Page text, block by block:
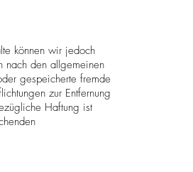
können wir jedoch
nach den allgemeinen
gespeicherte fremde
zur Entfernung
Haftung ist